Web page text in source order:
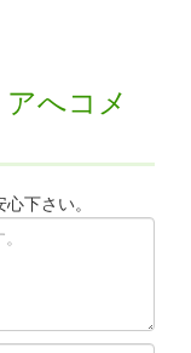
へコメ
下さい。